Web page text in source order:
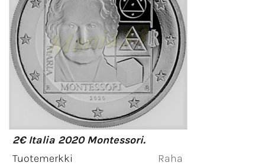
2€ Italia 2020 Montessori.
Tuotemerkki
Raha